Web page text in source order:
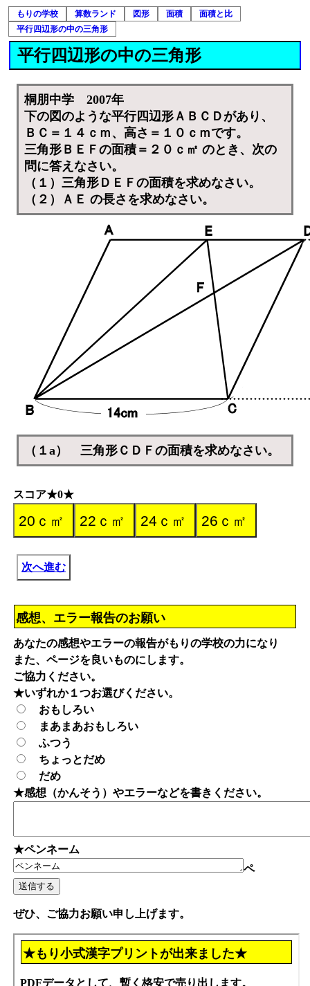
もりの学校 算数ランド 図形 面積
面積と比
平行四辺形の中の三角形
平行四辺形の中の三角形
桐朋中学 2007年
下の図のような平行四辺形ＡＢＣＤがあり、
ＢＣ＝１４ｃｍ、高さ＝１０ｃｍです。
三角形ＢＥＦの面積＝２０ｃ㎡ のとき、次の
問に答えなさい。
（１）三角形ＤＥＦの面積を求めなさい。
（２）ＡＥ の長さを求めなさい。
（１a） 三角形ＣＤＦの面積を求めなさい。
スコア★0★
次へ進む
感想、エラー報告のお願い
あなたの感想やエラーの報告がもりの学校の力になり
また、ページを良いものにします。
ご協力ください。
★いずれか１つお選びください。
おもしろい
まあまあおもしろい
ふつう
ちょっとだめ
だめ
★感想（かんそう）やエラーなどを書きください。
★ペンネーム
ペ
ぜひ、ご協力お願い申し上げます。